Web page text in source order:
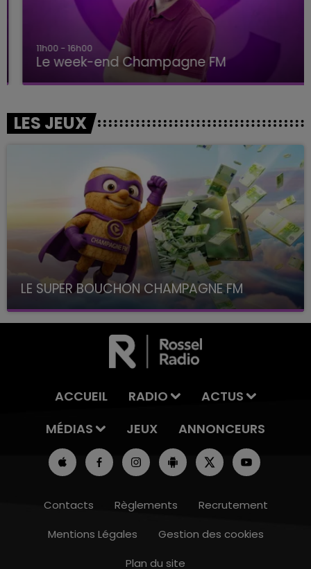
11h00 - 16h00
Le week-end Champagne FM
LES JEUX
LE SUPER BOUCHON CHAMPAGNE FM
avec La Famille Champagne FM, à 8H10
ACCUEIL RADIO
ACTUS
MÉDIAS
JEUX ANNONCEURS
Contacts Règlements
Recrutement
Mentions Légales
Gestion des cookies
Plan du site